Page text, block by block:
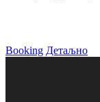
Booking Детаљно